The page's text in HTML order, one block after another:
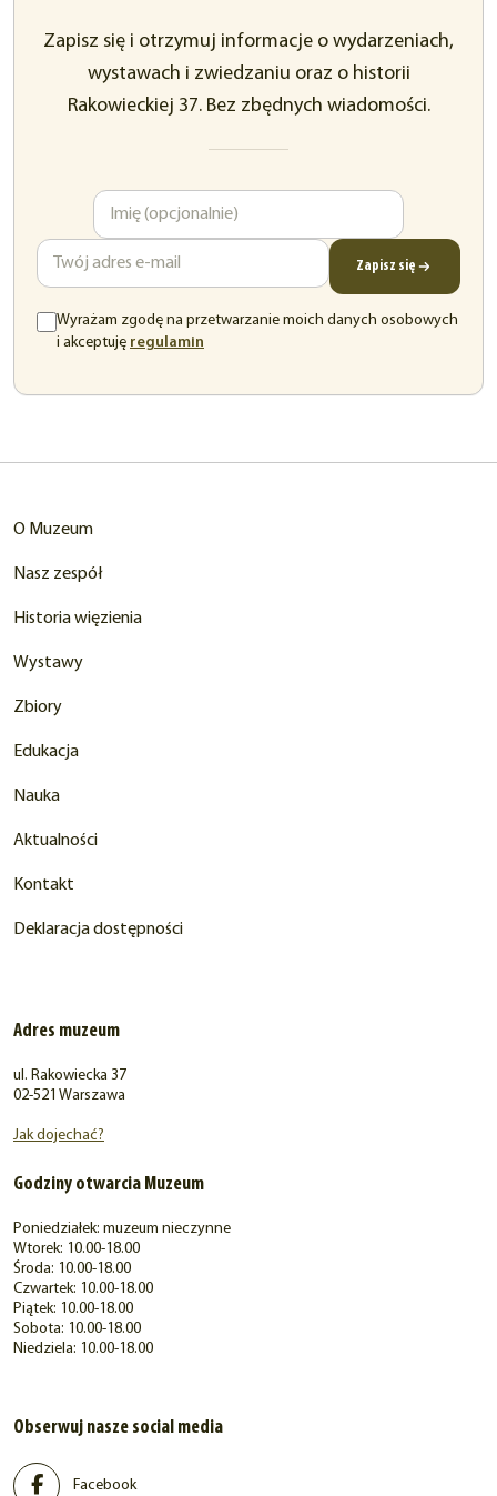
Zapisz się i otrzymuj informacje o wydarzeniach,
wystawach i zwiedzaniu oraz o historii
Rakowieckiej 37. Bez zbędnych wiadomości.
Zapisz się
Wyrażam zgodę na przetwarzanie moich danych osobowych
i akceptuję regulamin
O Muzeum
Nasz zespół
Historia więzienia
Wystawy
Zbiory
Edukacja
Nauka
Aktualności
Kontakt
Deklaracja dostępności
Adres muzeum
ul. Rakowiecka 37
02-521 Warszawa
Jak dojechać?
Godziny otwarcia Muzeum
Poniedziałek: muzeum nieczynne
Wtorek: 10.00-18.00
Środa: 10.00-18.00
Czwartek: 10.00-18.00
Piątek: 10.00-18.00
Sobota: 10.00-18.00
Niedziela: 10.00-18.00
Obserwuj nasze social media
Facebook